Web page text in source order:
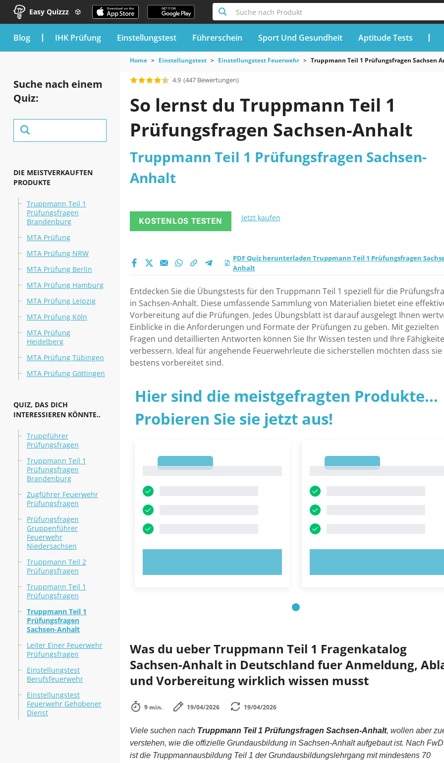
Easy Quizzz Suche nach Produkt
blog IHK Prüfung Einstellungstest Führerschein Sport Und Gesundheit Aptitude Tests
Suche nach einem
Quiz:
DIE MEISTVERKAUFTEN
PRODUKTE
Truppmann Teil 1
Prüfungsfragen
Brandenburg
MTA Prüfung
MTA Prüfung NRW
MTA Prüfung Berlin
MTA Prüfung Hamburg
MTA Prüfung Leipzig
MTA Prüfung Köln
MTA Prüfung
Heidelberg
MTA Prüfung Tübingen
MTA Prüfung Göttingen
QUIZ, DAS DICH
INTERESSIEREN KÖNNTE..
Truppführer
Prüfungsfragen
Truppmann Teil 1
Prüfungsfragen
Brandenburg
Zugführer Feuerwehr
Prüfungsfragen
Prüfungsfragen
Gruppenführer
Feuerwehr
Niedersachsen
Truppmann Teil 2
Prüfungsfragen
Truppmann Teil 1
Prüfungsfragen
Truppmann Teil 1
Prüfungsfragen
Sachsen-Anhalt
Leiter Einer Feuerwehr
Prüfungsfragen
Einstellungstest
Berufsfeuerwehr
Einstellungstest
Feuerwehr Gehobener
Dienst
Home Einstellungstest Einstellungstest Feuerwehr Truppmann Teil 1 Prüfungsfragen Sachsen
4.9 (447 Bewertungen)
So lernst du Truppmann Teil 1
Prüfungsfragen Sachsen-Anhalt
Truppmann Teil 1 Prüfungsfragen Sachsen-
Anhalt
KOSTENLOS TESTEN Jetzt kaufen
PDF Quiz herunterladen Truppmann Teil 1 Prüfungsfragen
Anhalt
Entdecken Sie die Übungstests für den Truppmann Teil 1 speziell für die
in Sachsen-Anhalt. Diese umfassende Sammlung von Materialien bietet eine
Vorbereitung auf die Prüfungen. Jedes Übungsblatt ist darauf ausgelegt Ihnen
Einblicke in die Anforderungen und Formate der Prüfungen zu geben. Mit gezielten
Fragen und detaillierten Antworten können Sie Ihr Wissen testen und Ihre
verbessern. Ideal für angehende Feuerwehrleute die sicherstellen möchten dass sie
bestens vorbereitet sind.
Hier sind die meistgefragten Produkte...
Probieren Sie sie jetzt aus!
Was du ueber Truppmann Teil 1 Fragenkatalog
Sachsen-Anhalt in Deutschland fuer Anmeldung,
und Vorbereitung wirklich wissen musst
9 min. 19/04/2026 19/04/2026
Viele suchen nach Truppmann Teil 1 Prüfungsfragen Sachsen-Anhalt, wollen aber
verstehen, wie die offizielle Grundausbildung in Sachsen-Anhalt aufgebaut ist. Nach
ist die Truppmannausbildung Teil 1 der Grundausbildungslehrgang mit mindestens 70